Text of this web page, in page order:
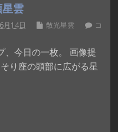
雲
月14日 散光星雲
コ
、今日の一枚。 画像提
り座の頭部に広がる星